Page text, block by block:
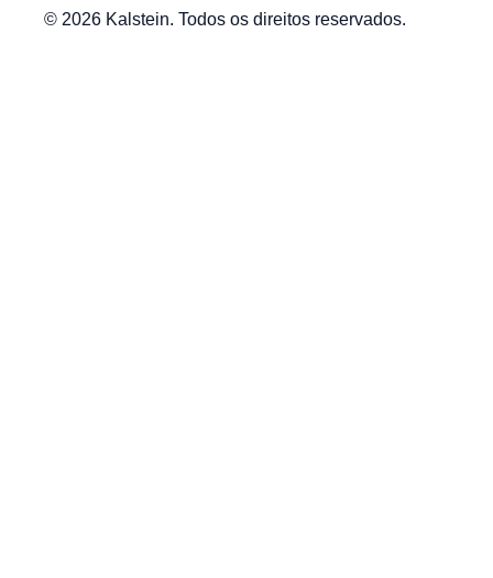
© 2026 Kalstein. Todos os direitos reservados.